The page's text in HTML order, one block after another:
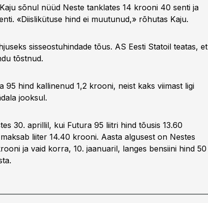
sõnul nüüd Neste tanklates 14 krooni 40 senti ja
«Diislikütuse hind ei muutunud,» rõhutas Kaju.
sisseostuhindade tõus. AS Eesti Statoil teatas, et
tõstnud.
95 hind kallinenud 1,2 krooni, neist kaks viimast ligi
jooksul.
30. aprillil, kui Futura 95 liitri hind tõusis 13.60
liiter 14.40 krooni. Aasta algusest on Nestes
ja vaid korra, 10. jaanuaril, langes bensiini hind 50